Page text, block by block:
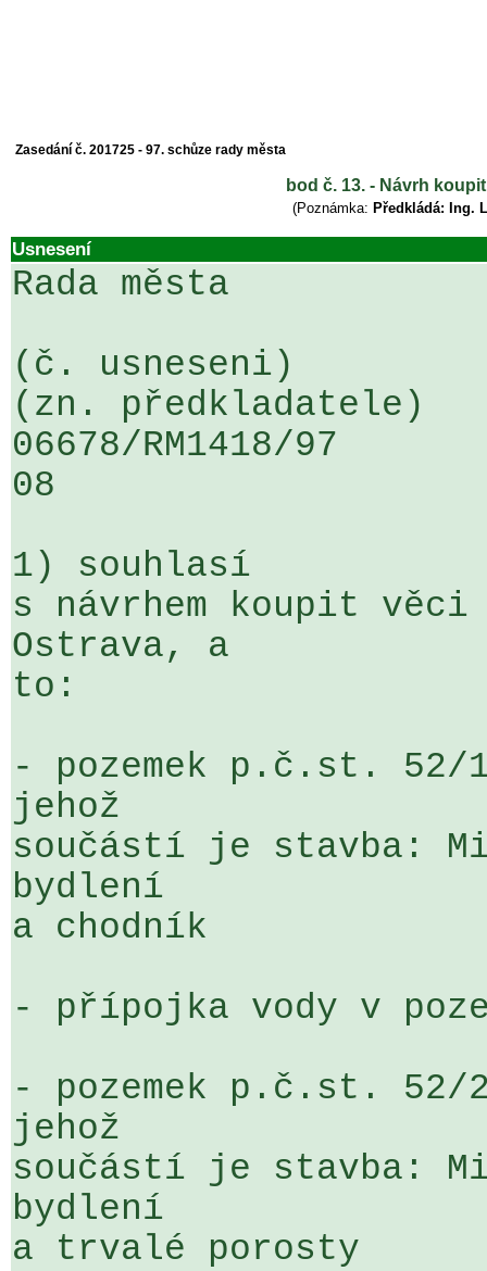
Zasedání č. 201725 - 97. schůze rady města
bod č. 13. - Návrh
(Poznámka: Předkládá: Ing.
Usnesení
Rada města
(č. usneseni)
(zn. předkladatele)
06678/RM1418/
08
1) souhlasí
s návrhem koupit
Ostrava, a
to:
- pozemek p.č.st.
jehož
součástí je stavba:
bydlení
a chodník
- přípojka vody v
- pozemek p.č.st.
jehož
součástí je stavba:
bydlení
a trvalé porosty